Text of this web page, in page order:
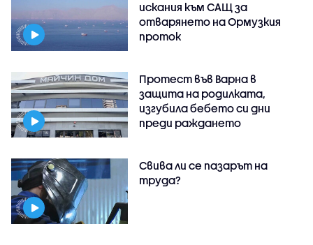
искания към САЩ за
отварянето на Ормузкия
проток
Протест във Варна в
защита на родилката,
изгубила бебето си дни
преди раждането
Свива ли се пазарът на
труда?